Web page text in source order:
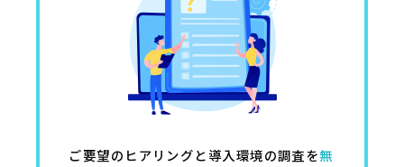
ご要望のヒアリングと導入環境の調査を無